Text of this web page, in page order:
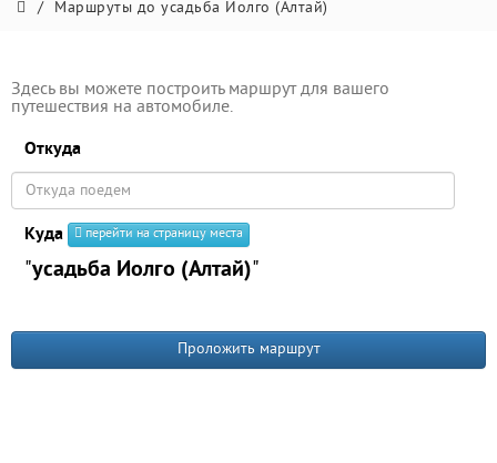
/ Маршруты до усадьба Иолго (Алтай)
Здесь вы можете построить маршрут для вашего
путешествия на автомобиле.
Откуда
Куда перейти на страницу места
"усадьба Иолго (Алтай)"
Проложить маршрут